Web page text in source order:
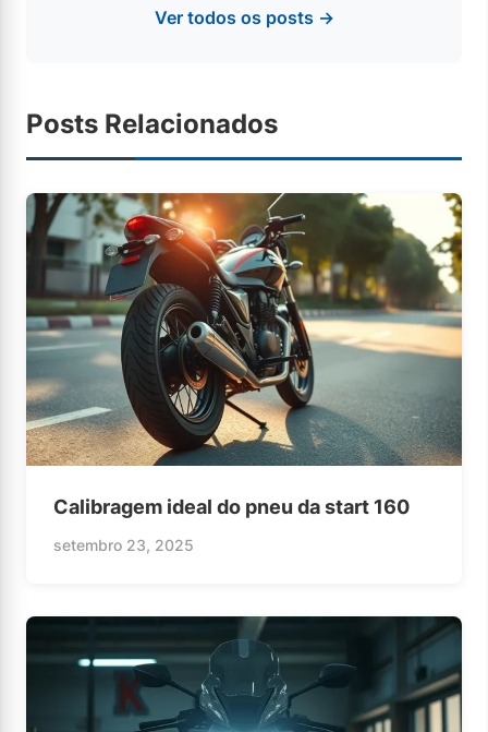
Ver todos os posts →
Posts Relacionados
Calibragem ideal do pneu da start 160
setembro 23, 2025